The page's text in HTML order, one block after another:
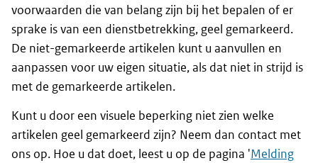
voorwaarden die van belang zijn bij het bepalen of er
sprake is van een dienstbetrekking, geel gemarkeerd.
De niet-gemarkeerde artikelen kunt u aanvullen en
aanpassen voor uw eigen situatie, als dat niet in strijd is
met de gemarkeerde artikelen.
Kunt u door een visuele beperking niet zien welke
artikelen geel gemarkeerd zijn? Neem dan contact met
ons op. Hoe u dat doet, leest u op de pagina 'Melding